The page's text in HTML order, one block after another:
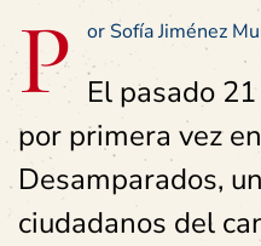
P or Sofía Jiménez
El pasado
por primera vez
Desamparados,
ciudadanos del